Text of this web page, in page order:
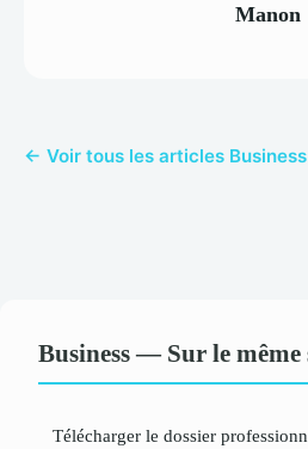
Manon
← Voir tous les articles Business
Business — Sur le même
Télécharger le dossier